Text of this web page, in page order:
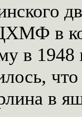
в
в
в